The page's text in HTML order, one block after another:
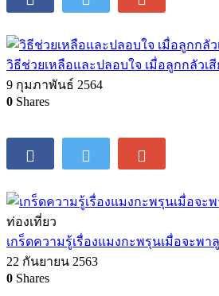
วิธีช่วยเหลือและปลอบใจ เมื่อลูกกลัวเ
9 กุมภาพันธ์ 2564
0 Shares
ท่องเที่ยว
เกร็ดความรู้เรื่องแมงกะพรุนเมื่อจะพา
22 กันยายน 2563
0 Shares